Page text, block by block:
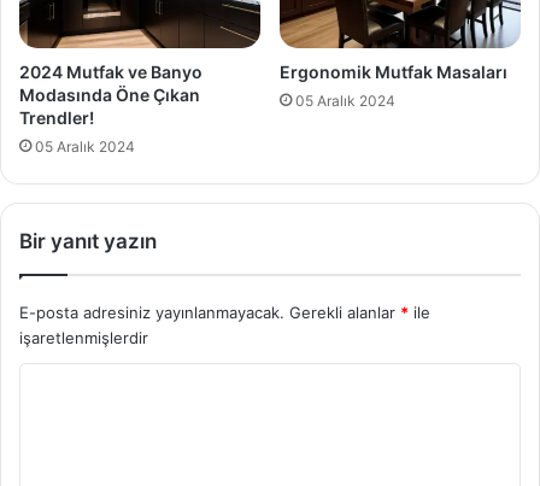
2024 Mutfak ve Banyo
Modasında Öne Çıkan
Trendler!
05 Aralık 2024
Ergonomik Mutfak Masaları
05 Aralık 2024
Bir yanıt yazın
E-posta adresiniz yayınlanmayacak. Gerekli alanlar * ile
işaretlenmişlerdir